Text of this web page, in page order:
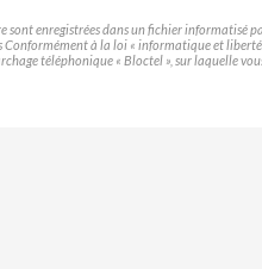
enregistrées dans un fichier informatisé
à la loi « informatique et
téléphonique « Bloctel », sur laquelle